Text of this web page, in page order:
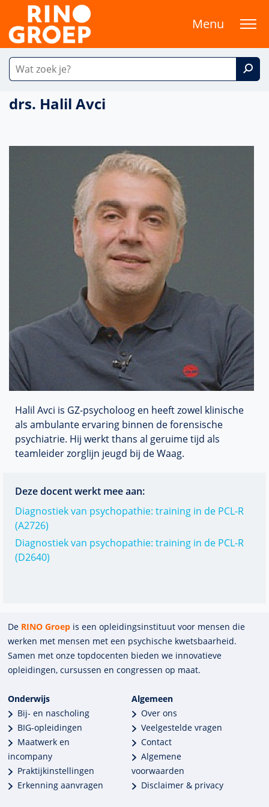
Menu
drs. Halil Avci
Halil Avci is GZ-psycholoog en heeft zowel klinische
als ambulante ervaring binnen de forensische
psychiatrie. Hij werkt thans al geruime tijd als
teamleider zorglijn jeugd bij de Waag.
Deze docent werkt mee aan:
Diagnostiek van psychopathie: training in de PCL-R
(A2726)
Diagnostiek van psychopathie: training in de PCL-R
(D2640)
De RINO Groep is een opleidings­insti­tuut voor mensen die
werken met mensen met een psychische kwets­baar­heid.
Samen met onze top­docenten bieden we innova­tieve
opleidingen, cursussen en congres­sen op maat.
Onderwijs
Bij- en nascholing
BIG-opleidingen
Maatwerk en
incompany
Praktijkinstellingen
Erkenning aanvragen
Algemeen
Over ons
Veelgestelde vragen
Contact
Algemene
voorwaarden
Disclaimer & privacy